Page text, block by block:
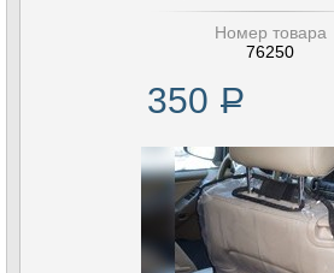
Номер товара
76250
350 Р